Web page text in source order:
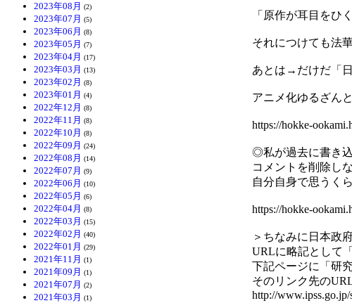
2023年08月 (2)
2023年07月 (5)
2023年06月 (8)
2023年05月 (7)
2023年04月 (17)
2023年03月 (13)
2023年02月 (8)
2023年01月 (4)
2022年12月 (8)
2022年11月 (8)
2022年10月 (8)
2022年09月 (24)
2022年08月 (14)
2022年07月 (9)
2022年06月 (10)
2022年05月 (6)
2022年04月 (8)
2022年03月 (15)
2022年02月 (40)
2022年01月 (29)
2021年11月 (1)
2021年09月 (1)
2021年07月 (2)
2021年03月 (1)
「原作が耳目をひ
それにつけても法
あとは→だけだ「
アニメ化ゆるざん
https://hokke-
◎私が過去に書き
コメントを削除し
自分自身で思うく
https://hokke-
＞ちなみに日本政
URLに略記として
下記ページに「研
そのリンク先の
http://